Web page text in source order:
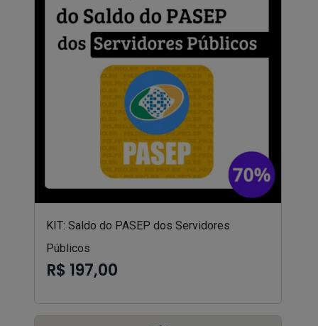
KIT: Saldo do PASEP dos Servidores
Públicos
R$ 197,00